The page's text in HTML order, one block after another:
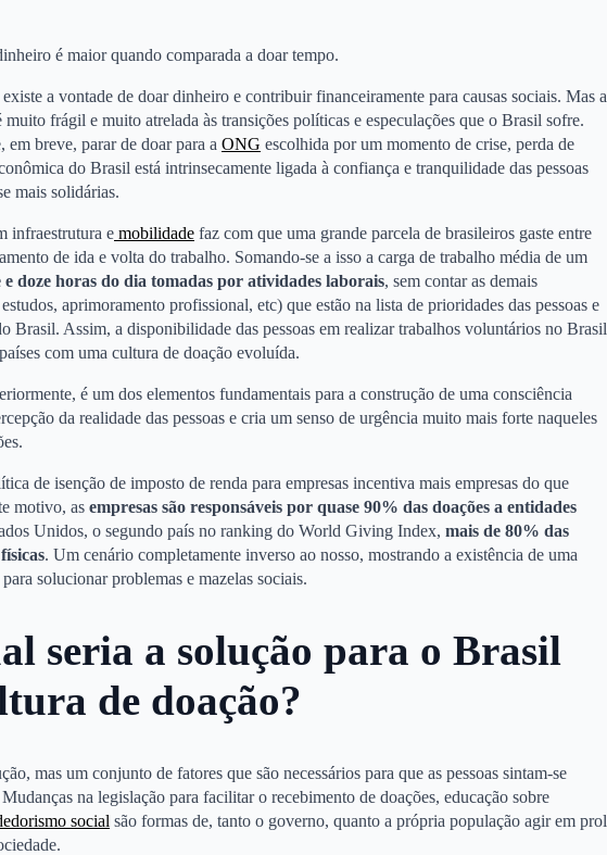
é maior quando comparada a doar tempo.
a vontade de doar dinheiro e contribuir financeiramente para causas sociais. Mas a
frágil e muito atrelada às transições políticas e especulações que o Brasil sofre.
em breve, parar de doar para a ONG escolhida por um momento de crise, perda de
do Brasil está intrinsecamente ligada à confiança e tranquilidade das pessoas
mais solidárias.
infraestrutura e mobilidade faz com que uma grande parcela de brasileiros gaste entre
de ida e volta do trabalho. Somando-se a isso a carga de trabalho média de um
e doze horas do dia tomadas por atividades laborais, sem contar as demais
aprimoramento profissional, etc) que estão na lista de prioridades das pessoas e
Brasil. Assim, a disponibilidade das pessoas em realizar trabalhos voluntários no Brasil
com uma cultura de doação evoluída.
é um dos elementos fundamentais para a construção de uma consciência
da realidade das pessoas e cria um senso de urgência muito mais forte naqueles
de isenção de imposto de renda para empresas incentiva mais empresas do que
motivo, as empresas são responsáveis por quase 90% das doações a entidades
Unidos, o segundo país no ranking do World Giving Index, mais de 80% das
. Um cenário completamente inverso ao nosso, mostrando a existência de uma
solucionar problemas e mazelas sociais.
seria a solução para o Brasil
de doação?
mas um conjunto de fatores que são necessários para que as pessoas sintam-se
na legislação para facilitar o recebimento de doações, educação sobre
social são formas de, tanto o governo, quanto a própria população agir em prol